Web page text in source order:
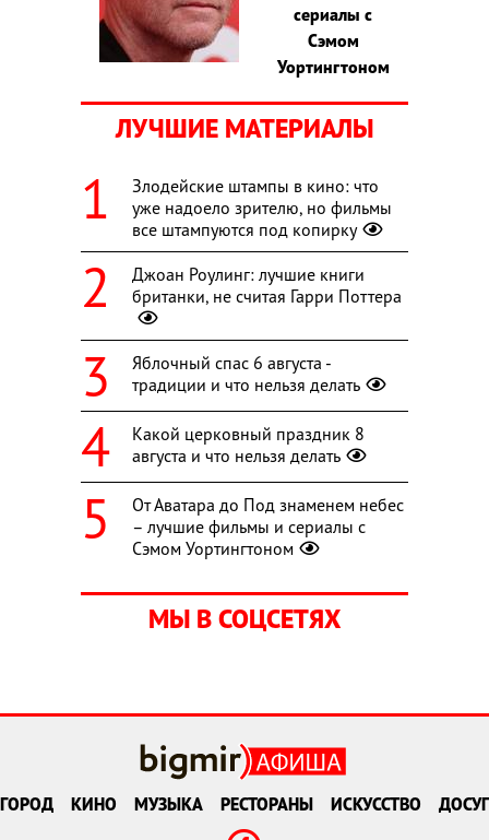
сериалы с
Сэмом
Уортингтоном
ЛУЧШИЕ МАТЕРИАЛЫ
Злодейские штампы в кино: что
уже надоело зрителю, но фильмы
все штампуются под копирку
Джоан Роулинг: лучшие книги
британки, не считая Гарри Поттера
Яблочный спас 6 августа -
традиции и что нельзя делать
Какой церковный праздник 8
августа и что нельзя делать
От Аватара до Под знаменем небес
– лучшие фильмы и сериалы с
Сэмом Уортингтоном
МЫ В СОЦСЕТЯХ
ГОРОД КИНО МУЗЫКА РЕСТОРАНЫ ИСКУССТВО ДОСУГ